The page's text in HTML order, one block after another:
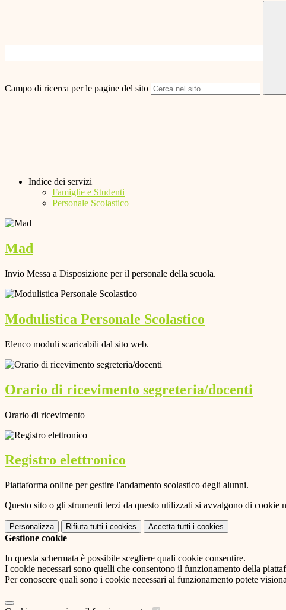
Campo di ricerca per le pagine del sito
Indice dei servizi
Famiglie e Studenti
Personale Scolastico
Mad
Invio Messa a Disposizione per il personale della scuola.
Modulistica Personale Scolastico
Elenco moduli scaricabili dal sito web.
Orario di ricevimento segreteria/docenti
Orario di ricevimento
Registro elettronico
Piattaforma online per gestire l'andamento scolastico degli alunni.
Questo sito o gli strumenti terzi da questo utilizzati si avvalgono di cookie
Personalizza Rifiuta tutti i cookies Accetta tutti i cookies
Gestione cookie
In questa schermata è possibile scegliere quali cookie consentire.
I cookie necessari sono quelli che consentono il funzionamento della
Per conoscere quali sono i cookie necessari al funzionamento potete